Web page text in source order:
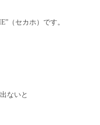
（セカホ）です。
ないと